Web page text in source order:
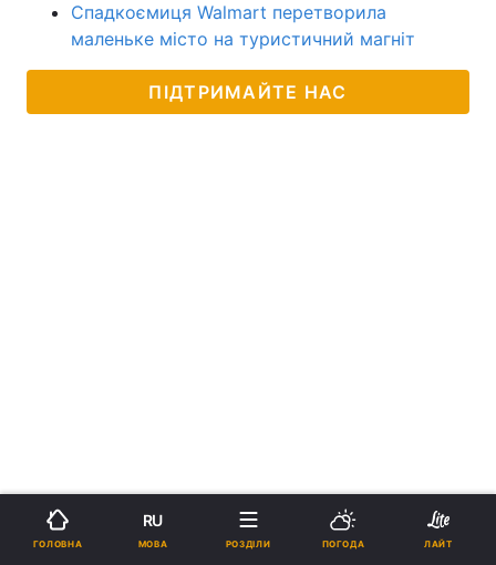
Спадкоємиця Walmart перетворила
маленьке місто на туристичний магніт
ПІДТРИМАЙТЕ НАС
ГОЛОВНА
RU
МОВА РОЗДІЛИ ПОГОДА ЛАЙТ